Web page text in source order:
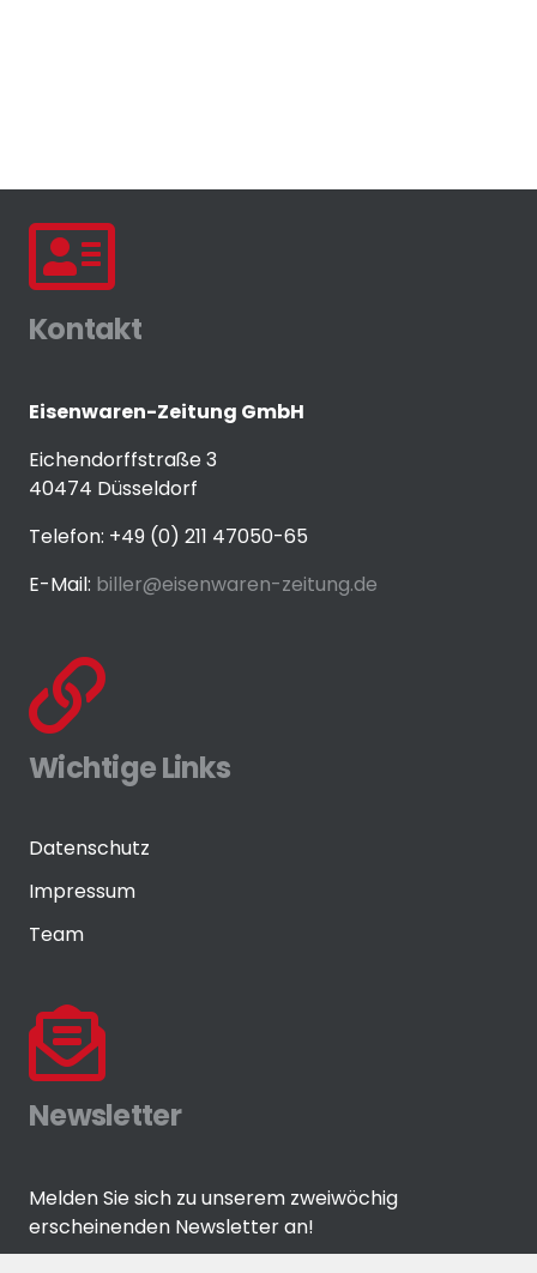
Kontakt
Eisenwaren-Zeitung GmbH
Eichendorffstraße 3
40474 Düsseldorf
Telefon: +49 (0) 211 47050-65
E-Mail: biller@eisenwaren-zeitung.de
Wichtige Links
Datenschutz
Impressum
Team
Newsletter
Melden Sie sich zu unserem zweiwöchig
erscheinenden Newsletter an!